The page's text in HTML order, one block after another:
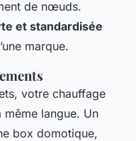
de nœuds.
et standardisée
marque.
votre chauffage
langue. Un
box domotique,